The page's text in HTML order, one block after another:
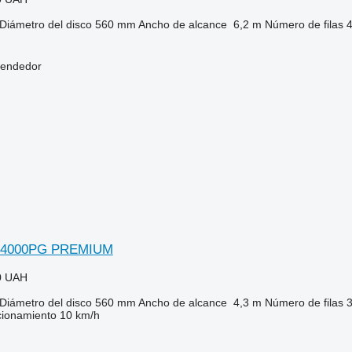
Diámetro del disco 560 mm Ancho de alcance 6,2 m Número de filas
PREMIUM
UAH
Diámetro del disco 560 mm Ancho de alcance 4,3 m Número de filas
10 km/h